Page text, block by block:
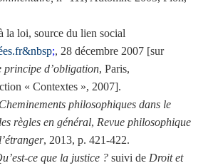
la loi, source du lien social
;, 28 décembre 2007 [sur
principe d’obligation, Paris,
« Contextes », 2007].
Cheminements philosophiques dans le
règles en général, Revue philosophique
, 2013, p. 421-422.
ce que la justice ? suivi de Droit et